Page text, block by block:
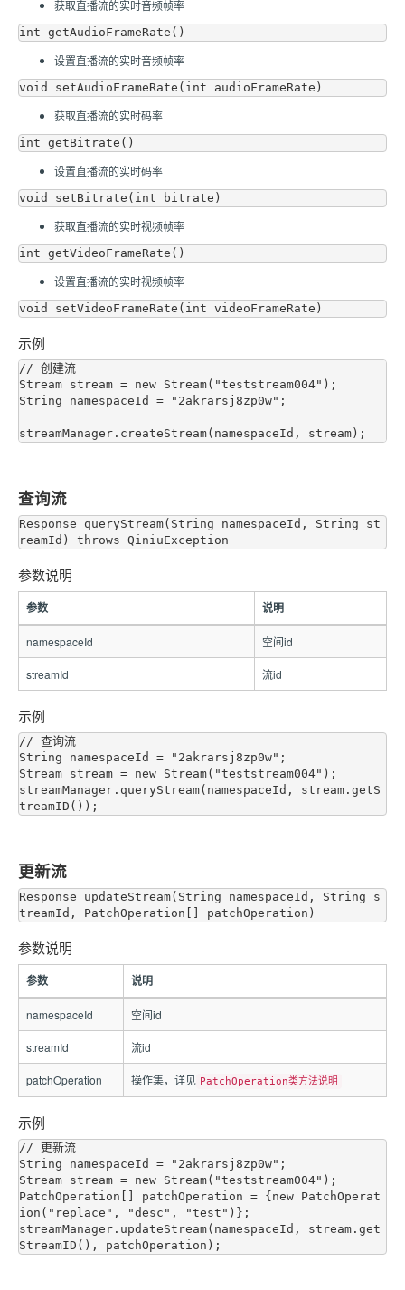
获取直播流的实时音频帧率
设置直播流的实时音频帧率
获取直播流的实时码率
设置直播流的实时码率
获取直播流的实时视频帧率
设置直播流的实时视频帧率
示例
// 创建流
Stream stream = new Stream("teststream004");
String namespaceId = "2akrarsj8zp0w";
查询流
Response queryStream(String namespaceId, String st
参数说明
参数 说明
namespaceId 空间id
streamId 流id
示例
// 查询流
String namespaceId = "2akrarsj8zp0w";
Stream stream = new Stream("teststream004");
streamManager.queryStream(namespaceId, stream.getS
更新流
Response updateStream(String namespaceId, String s
参数说明
参数 说明
namespaceId 空间id
streamId 流id
patchOperation 操作集，详见 PatchOperation类方法说明
示例
// 更新流
String namespaceId = "2akrarsj8zp0w";
Stream stream = new Stream("teststream004");
PatchOperation[] patchOperation = {new PatchOperat
ion("replace", "desc", "test")};
streamManager.updateStream(namespaceId, stream.get